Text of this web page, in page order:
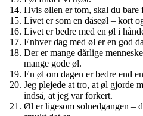
Hvis øllen er tom, skal du bare
Livet er som en dåseøl – kort
Livet er bedre med en øl i
Enhver dag med øl er en god
Der er mange dårlige
mange gode øl.
En øl om dagen er bedre end
Jeg plejede at tro, at øl gjorde
indså, at jeg var forkert.
Øl er ligesom solnedgangen –